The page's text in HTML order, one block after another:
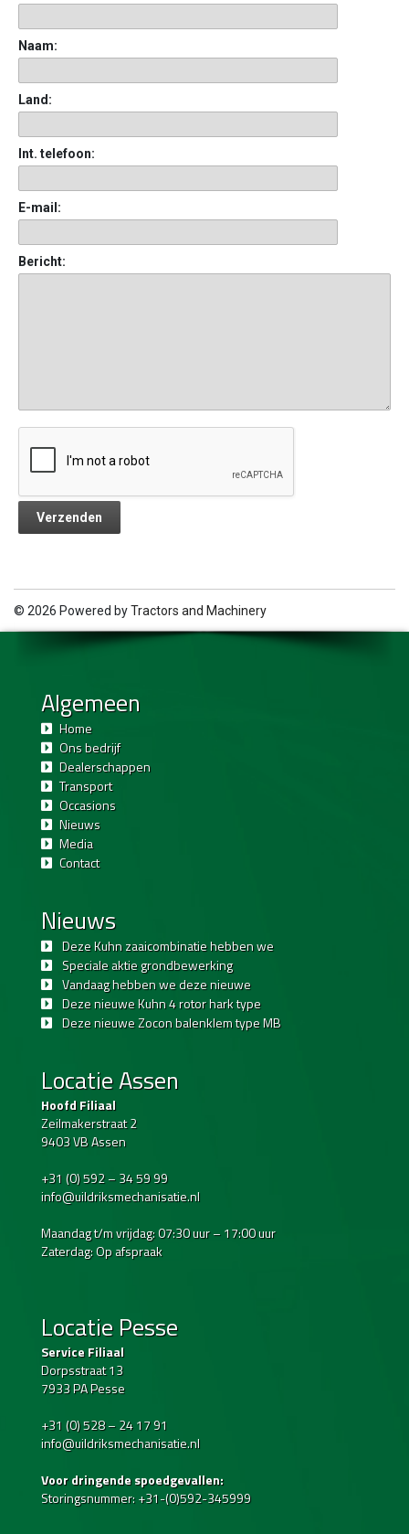
Naam:
Land:
Int. telefoon:
E-mail:
Bericht:
© 2026 Powered byTractors and Machinery
Algemeen
Home
Ons bedrijf
Dealerschappen
Transport
Occasions
Nieuws
Media
Contact
Nieuws
Deze Kuhn zaaicombinatie hebben we
Speciale aktie grondbewerking
Vandaag hebben we deze nieuwe
Deze nieuwe Kuhn 4 rotor hark type
Deze nieuwe Zocon balenklem type MB
Locatie Assen
Hoofd Filiaal
Zeilmakerstraat 2
9403 VB Assen
+31 (0) 592 – 34 59 99
info@uildriksmechanisatie.nl
Maandag t/m vrijdag: 07:30 uur – 17:00 uur
Zaterdag: Op afspraak
Locatie Pesse
Service Filiaal
Dorpsstraat 13
7933 PA Pesse
+31 (0) 528 – 24 17 91
info@uildriksmechanisatie.nl
Voor dringende spoedgevallen:
Storingsnummer: +31-(0)592-345999